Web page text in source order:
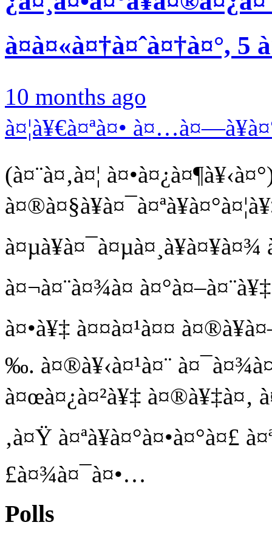
à¤à¤«à¤†à¤ˆà¤†à¤°,
10 months ago
à¤¦à¥€à¤ªà¤•
(à¤¨à¤‚à¤¦
à¤µà¥à¤¯à¤µà¤¸à¥à¤¥à¤¾
à¤¬à¤¨à¤¾à¤
à¤•à¥‡ à¤¤à¤¹à¤¤
‰. à¤®à¥‹à¤¹à¤¨
à¤œà¤¿à¤²à¥‡ à¤®à¥‡à¤‚
‚à¤Ÿ à¤ªà¥à¤°à¤•à¤°à¤£
£à¤¾à¤¯à¤•…
Polls